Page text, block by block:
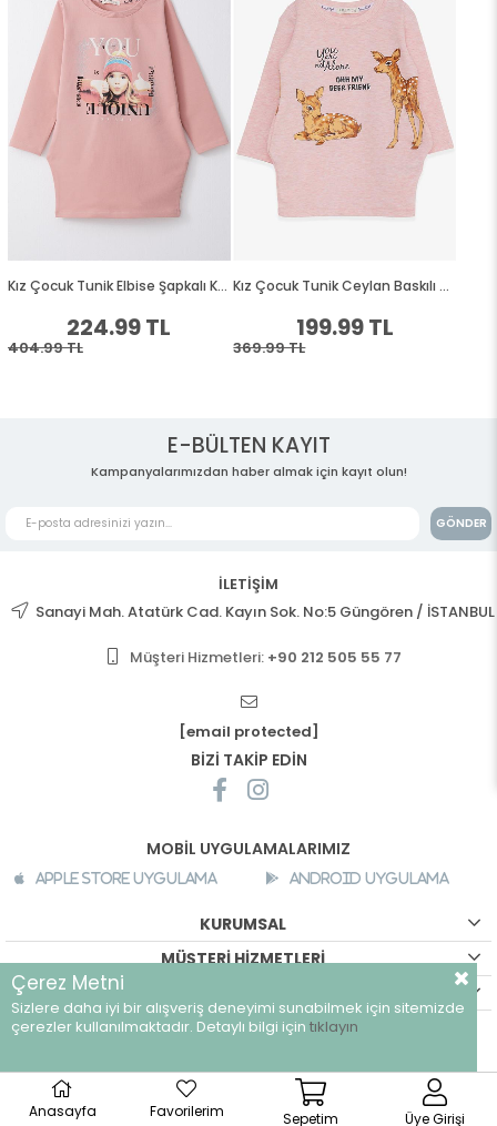
E-BÜLTEN KAYIT
Kampanyalarımızdan haber almak için kayıt olun!
GÖNDER
İLETİŞİM
Sanayi Mah. Atatürk Cad. Kayın Sok. No:5 Güngören / İSTANBUL
Müşteri Hizmetleri: +90 212 505 55 77
[email protected]
BİZİ TAKİP EDİN
MOBİL UYGULAMALARIMIZ
Apple Store Uygulama Android Uygulama
KURUMSAL
MÜŞTERİ HİZMETLERİ
©breeze.com.tr - Tüm hakları saklıdır.
Anasayfa Favorilerim Sepetim Üye Girişi
Çerez Metni
Sizlere daha iyi bir alışveriş deneyimi sunabilmek için sitemizde
çerezler kullanılmaktadır. Detaylı bilgi için tıklayın